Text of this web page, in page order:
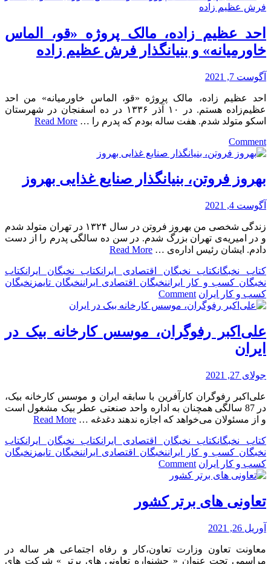
احد عظیم زاده، مالک پروژه «قو، الماس
خاورمیانه» و بنیانگذار فرش عظیم زاده
آگوست 7, 2021
احد عظیم زاده، مالک پروژه «قو، الماس خاورمیانه» من احد
عظیم‌زاده هستم. در ۱۰ آذر ۱۳۳۶ در ده اسفنجان در شهرستان
اسکو متولد شدم. هفت ساله بودم که پدرم را … Read More
Comment
on
احد
زاده،
مالک
«قو،
خاورمیانه»
و
بنیانگذار
فرش
زاده
بهروز فروتن، بنیانگذار صنایع غذایی بهروز
آگوست 4, 2021
زندگی شخصی من بهروز فروتن در سال ۱۳۲۴ در تهران متولد شدم
و در امیریه‌ی تهران بزرگ شدم. در سن ده سالگی پدرم را از دست
دادم. ایشان رئیس اداره‌ی … Read More
کتاب نخبگانکتاب نخبگان اقتصادی ایرانکتاب نخبگان ایرانکتاب
نخبگان کسب و کار ایراننخبگان اقتصادی ایراننخبگان تایمز نخبگان
کسب و کار ایران Comment
on
بهروز
صنایع
علی‌اکبر رفوگران، موسس کارخانه بیک در
ایران
جولای 27, 2021
علی‌اکبر رفوگران کارآفرین با سابقه ایران و موسس کارخانه بیک،
در 87 سالگی همچنان به اداره واحد صنعتی عطر بیک مشغول است
و از مسئولان می‌خواهد که اجازه ندهند دغدغه … Read More
کتاب نخبگانکتاب نخبگان اقتصادی ایرانکتاب نخبگان ایرانکتاب
نخبگان کسب و کار ایراننخبگان اقتصادی ایراننخبگان تایمز نخبگان
کسب و کار ایران Comment
on
موسس
کارخانه
ایران
تعاونی های برتر کشور
آوریل 26, 2021
معاونت تعاون وزارت تعاون،کار و رفاه اجتماعی هر ساله در
مراسمی تحت عنوان « جشنواره تعاونی های برتر » شرکت های